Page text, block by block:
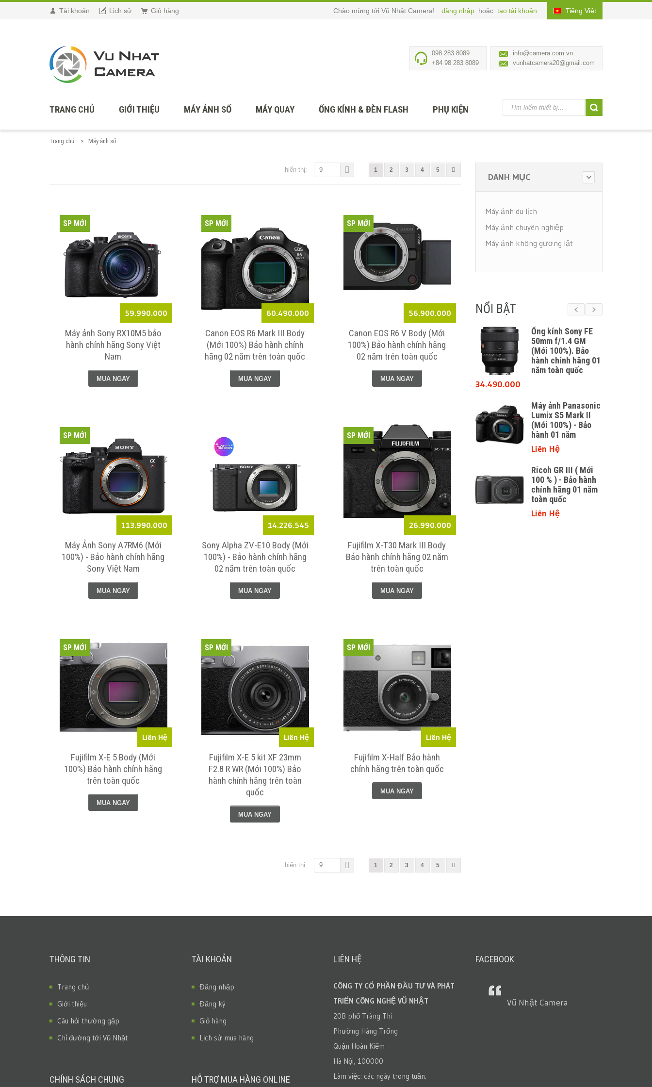
Tài khoản Lịch sử Giỏ hàng Tiếng Việt
Chào mừng tới Vũ Nhật Camera! đăng nhập hoặc tạo tài khoản
info@camera.com.vn
vunhatcamera20@gmail.com
098 283 8089
+84 98 283 8089
TRANG CHỦ GIỚI THIỆU MÁY ẢNH SỐ MÁY QUAY ỐNG KÍNH & ĐÈN FLASH PHỤ KIỆN
Trang chủ Máy ảnh số
1 2 3 4 5
hiển thị: 9
59.990.000
SP MỚI
Máy ảnh Sony RX10M5 bảo
hành chính hãng Sony Việt
Nam
MUA NGAY
60.490.000
SP MỚI
Canon EOS R6 Mark III Body
(Mới 100%) Bảo hành chính
hãng 02 năm trên toàn quốc
MUA NGAY
56.900.000
SP MỚI
Canon EOS R6 V Body (Mới
100%) Bảo hành chính hãng
02 năm trên toàn quốc
MUA NGAY
113.990.000
SP MỚI
Máy Ảnh Sony A7RM6 (Mới
100%) - Bảo hành chính hãng
Sony Việt Nam
MUA NGAY
14.226.545
Sony Alpha ZV-E10 Body (Mới
100%) - Bảo hành chính hãng
02 năm trên toàn quốc
MUA NGAY
26.990.000
SP MỚI
Fujifilm X-T30 Mark III Body
Bảo hành chính hãng 02 năm
trên toàn quốc
MUA NGAY
Liên Hệ
SP MỚI
Fujifilm X-E 5 Body (Mới
100%) Bảo hành chính hãng
trên toàn quốc
MUA NGAY
Liên Hệ
SP MỚI
Fujifilm X-E 5 kit XF 23mm
F2.8 R WR (Mới 100%) Bảo
hành chính hãng trên toàn
quốc
MUA NGAY
Liên Hệ
SP MỚI
Fujifilm X-Half Bảo hành
chính hãng trên toàn quốc
MUA NGAY
1 2 3 4 5
hiển thị: 9
DANH MỤC
Máy ảnh du lịch
Máy ảnh chuyên nghiệp
Máy ảnh không gương lật
NỔI BẬT
Ricoh GR III X ( Mới
100 % ) - Bảo hành
chính hãng 01 năm
toàn quốc
Liên Hệ
hãng 01 năm toàn
Liên Hệ
Leica Q3 ( Mới 100
% ) Bảo hành 06
tháng
Liên Hệ
Ống kính Sony FE
50mm f/1.4 GM
(Mới 100%). Bảo
hành chính hãng 01
năm toàn quốc
34.490.000
Máy ảnh Panasonic
Lumix S5 Mark II
(Mới 100%) - Bảo
hành 01 năm
Liên Hệ
Ricoh GR III ( Mới
100 % ) - Bảo hành
chính hãng 01 năm
toàn quốc
Liên Hệ
THÔNG TIN
Trang chủ
Giới thiệu
Câu hỏi thường gặp
Chỉ đường tới Vũ Nhật
CHÍNH SÁCH CHUNG
TÀI KHOẢN
Đăng nhập
Đăng ký
Giỏ hàng
Lịch sử mua hàng
HỖ TRỢ MUA HÀNG ONLINE
LIÊN HỆ
CÔNG TY CỔ PHẦN ĐẦU TƯ VÀ PHÁT
TRIỂN CÔNG NGHỆ VŨ NHẬT
20B phố Tràng Thi
Phường Hàng Trống
Quận Hoàn Kiếm
Hà Nội, 100000
Làm việc: các ngày trong tuần.
FACEBOOK
Vũ Nhật Camera